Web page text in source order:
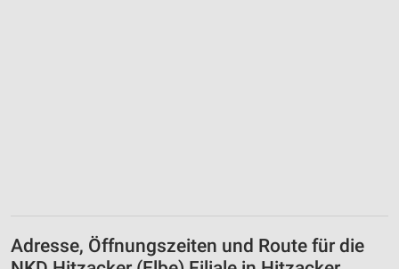
Adresse, Öffnungszeiten und Route für die